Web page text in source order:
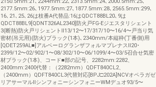
2177.5mm:26､1977.5mm:27､1877.5mm:28､2565.5mm:299､
16､21､25､26は枝番A代替品:16はQDCT88BL20､9は
QDCT88BL9[QDNT326AL2340]防火戸FG-Eジエスタリシェント
3(断熱)防火戸リシェントⅡ13/12〜17/317/10〜16/4〜戸当り気
密材(吊元用)(防火)ブラック(1本)､2340mm/本縦枠(丁番側)用
[QDET259AL■]アルベーログランザフォルマプレナスⅡ20･
2399/12〜02/902/1〜08/302/10〜06/1099/4〜03/5召合せ気密
材ブラック(1本)、コード■部の記号、2282mm:2282、
2400mm:2400代替：（2282mm）QDFT840CL2、
（2400mm）QDFT840CL3代替対応[BPJ□202A]NCVオペラガゼ
リアサーマルⅡシンフォニーシンフォニーWMデュオ93/5〜